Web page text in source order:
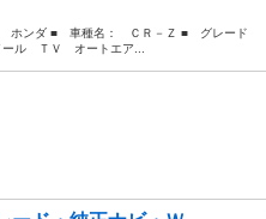
ホンダ ■ 車種名： ＣＲ－Ｚ ■ グレード
ル ＴＶ オートエア...